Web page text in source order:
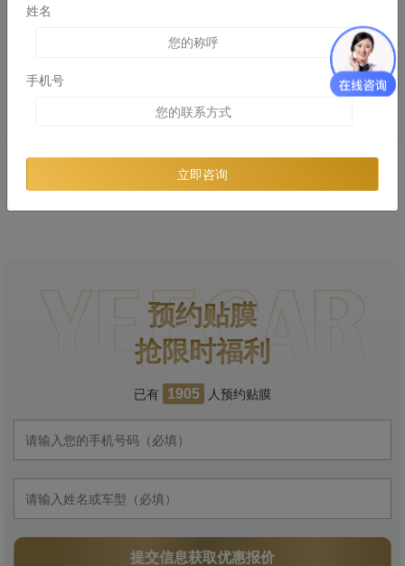
预约贴膜
抢限时福利
已有 1905 人预约贴膜
提交信息获取优惠报价
姓名
手机号
立即咨询